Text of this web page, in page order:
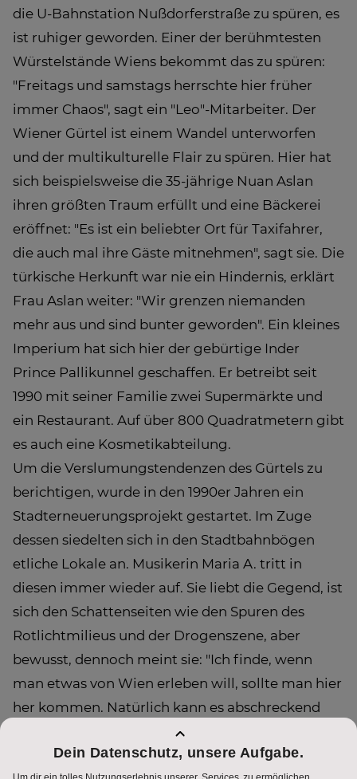
die U-Bahnstation Nußdorferstraße zu spüren, es
ist ruhiger geworden. Einer der berühmtesten
Würstelstände Wiens bekommt das zu spüren:
"Freitags und samstags herrschte hier früher
immer Chaos", sagt ein "Leo"-Mitarbeiter. Der
Wiener Gürtel ist einem Wandel unterworfen
und der multikulturelle Flair zu spüren. Hier hat
sich beispielsweise die 35-jährige Nuan Aslan
ihren größten Traum erfüllt und eine Bäckerei
eröffnet: "Es ist ein beliebter Ort für Taxifahrer,
die auch mal ihre Gäste mitnehmen", sagt sie. Die
türkische Herkunft war nie ein Hindernis, erklärt
Frau Aslan weiter: "Wir grenzen niemanden
mehr aus und sind bunter geworden". Ein kleines
Imperium hat sich hier der gebürtige Inder
Prince Pallikunnel geschaffen. Er betreibt seit
1990 mit seiner Familie zwei Supermärkte und
ein Restaurant. Auf über 800 Quadratmetern gibt
es auch eine Kosmetikabteilung.
Um die Verslumungstendenzen des Gürtels zu
berichtigen, wurde in den 1990er Jahren ein
Stadterneuerungsprojekt gestartet. Im Zuge
dessen siedelten sich in den Stadtbahnbögen
etliche Lokale an. Musikerin Maria A. tritt in
diesen immer wieder auf. Sie liebt die Gegend, ist
sich den Schattenseiten wie den Spuren des
Rotlichtmilieus und der Drogenszene, aber
bewusst, dennoch meint sie: "Ich finde, wenn
man etwas von Wien erleben will, sollte man hier
her kommen. Natürlich kann es abschreckend
wirken, aber es ist das echte Wien, das echte
Leben".